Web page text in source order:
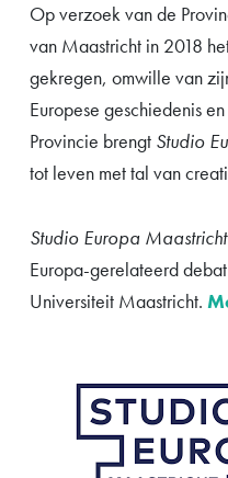
Op verzoek van de
van Maastricht in 2018
gekregen, omwille van
Europese geschiedenis
Provincie brengt Studio
tot leven met tal van
Studio Europa Maastricht
Europa-gerelateerd
Universiteit Maastricht.